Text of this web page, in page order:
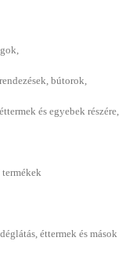
bútorok,
és egyebek részére,
termékek
éttermek és mások